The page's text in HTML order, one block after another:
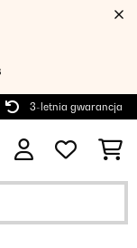
3-letnia gwarancja